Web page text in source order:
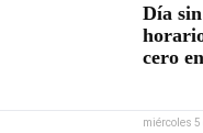
Día
cero
miércoles 5